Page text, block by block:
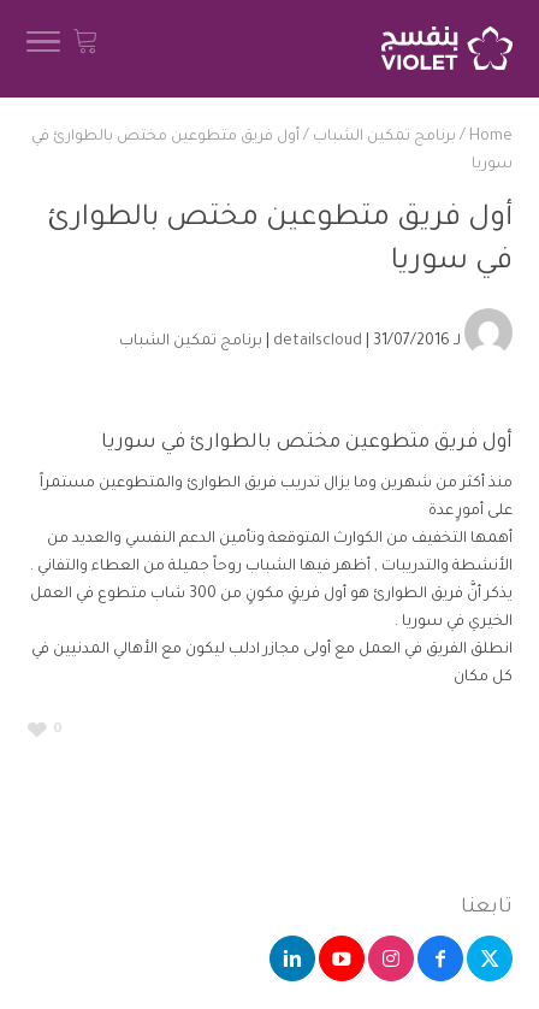
Home
/ برنامج تمكين الشباب / أول فريق متطوعين مختص بالطوارئ في
سوريا
أول فريق متطوعين مختص بالطوارئ
في سوريا
لـ detailscloud | 31/07/2016 | برنامج تمكين الشباب
أول فريق متطوعين مختص بالطوارئ في سوريا
منذ أكثر من شهرين وما يزال تدريب فريق الطوارئ والمتطوعين مستمراً
على أمورٍ عدة
أهمها التخفيف من الكوارث المتوقعة وتأمين الدعم النفسي والعديد من
الأنشطة والتدريبات , أظهر فيها الشباب روحاً جميلة من العطاء والتفاني .
يذكر أنَّ فريق الطوارئ هو أول فريقٍ مكونٍ من 300 شاب متطوع في العمل
الخيري في سوريا .
انطلق الفريق في العمل مع أولى مجازر ادلب ليكون مع الأهالي المدنيين في
كل مكان
0
تابعنا